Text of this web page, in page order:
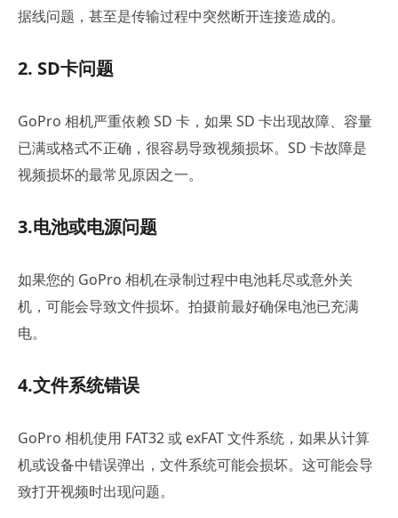
据线问题，甚至是传输过程中突然断开连接造成的。
2. SD卡问题
GoPro 相机严重依赖 SD 卡，如果 SD 卡出现故障、容量
已满或格式不正确，很容易导致视频损坏。SD 卡故障是
视频损坏的最常见原因之一。
3.电池或电源问题
如果您的 GoPro 相机在录制过程中电池耗尽或意外关
机，可能会导致文件损坏。拍摄前最好确保电池已充满
电。
4.文件系统错误
GoPro 相机使用 FAT32 或 exFAT 文件系统，如果从计算
机或设备中错误弹出，文件系统可能会损坏。这可能会导
致打开视频时出现问题。